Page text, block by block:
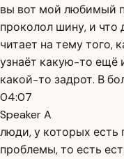
вы вот мой любимый
проколол шину, и что
читает на тему того,
узнаёт какую-то ещё
какой-то задрот. В
04:07
Speaker A
люди, у которых есть
проблемы, то есть